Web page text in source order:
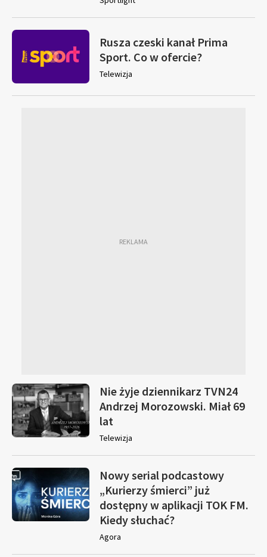
Rusza czeski kanał Prima
Sport. Co w ofercie?
Telewizja
Nie żyje dziennikarz TVN24
Andrzej Morozowski. Miał 69
lat
Telewizja
Nowy serial podcastowy
„Kurierzy śmierci” już
dostępny w aplikacji TOK FM.
Kiedy słuchać?
Agora